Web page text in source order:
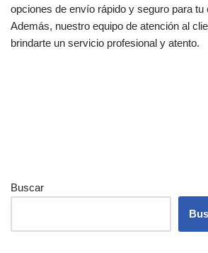
opciones de envío rápido y seguro para tu
Además, nuestro equipo de atención al
brindarte un servicio profesional y atento.
Buscar